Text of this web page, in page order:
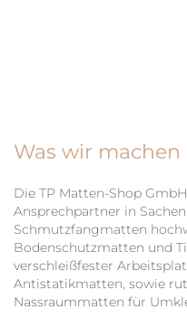
Was wir machen
Die TP Matten-Shop
Ansprechpartner in
Schmutzfangmatten
Bodenschutzmatten und
verschleißfester
Antistatikmatten, sowie
Nassraummatten für